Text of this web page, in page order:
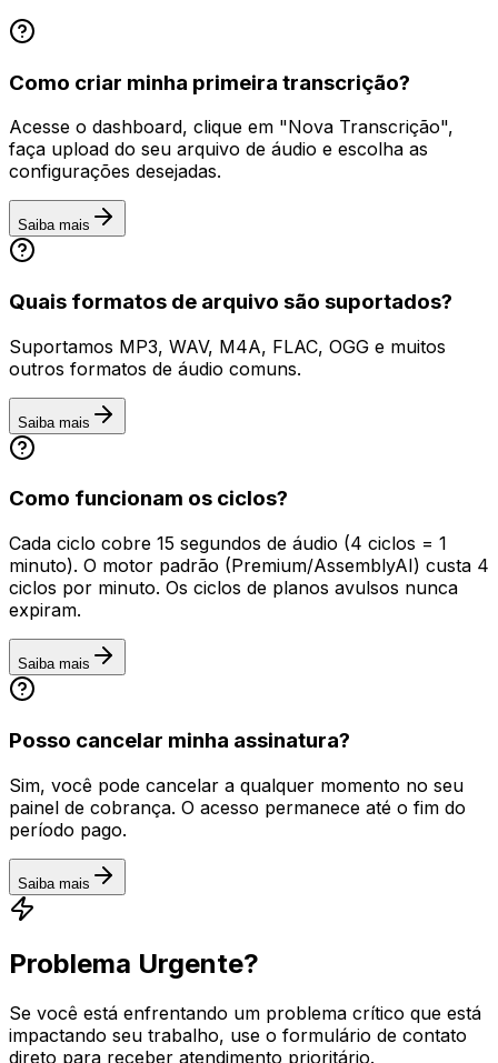
Como criar minha primeira transcrição?
Acesse o dashboard, clique em "Nova Transcrição",
faça upload do seu arquivo de áudio e escolha as
configurações desejadas.
Saiba mais
Quais formatos de arquivo são suportados?
Suportamos MP3, WAV, M4A, FLAC, OGG e muitos
outros formatos de áudio comuns.
Saiba mais
Como funcionam os ciclos?
Cada ciclo cobre 15 segundos de áudio (4 ciclos = 1
minuto). O motor padrão (Premium/AssemblyAI) custa 4
ciclos por minuto. Os ciclos de planos avulsos nunca
expiram.
Saiba mais
Posso cancelar minha assinatura?
Sim, você pode cancelar a qualquer momento no seu
painel de cobrança. O acesso permanece até o fim do
período pago.
Saiba mais
Problema Urgente?
Se você está enfrentando um problema crítico que está
impactando seu trabalho, use o formulário de contato
direto para receber atendimento prioritário.